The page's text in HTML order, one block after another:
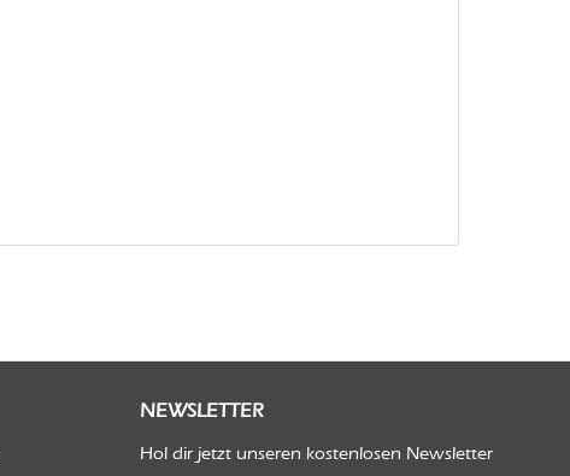
NEWSLETTER
Hol dir jetzt unseren kostenlosen Newsletter